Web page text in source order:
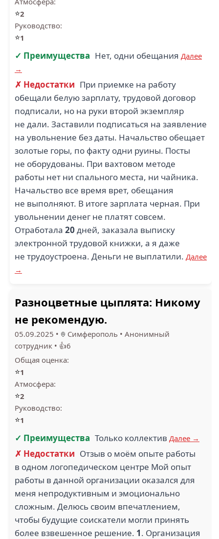
⭐2
Руководство:
⭐1
✓ Преимущества Нет, одни обещания Далее
→
✗ Недостатки При приемке на работу
обещали белую зарплату, трудовой договор
подписали, но на руки второй экземпляр
не дали. Заставили подписаться на заявление
на увольнение без даты. Начальство обещает
золотые горы, по факту одни руины. Посты
не оборудованы. При вахтовом методе
работы нет ни спального места, ни чайника.
Начальство все время врет, обещания
не выполняют. В итоге зарплата черная. При
увольнении денег не платят совсем.
Отработала 20 дней, заказала выписку
электронной трудовой книжки, а я даже
не трудоустроена. Деньги не выплатили. Далее
→
Разноцветные цыплята: Никому
не рекомендую.
05.09.2025 • Симферополь • Анонимный
сотрудник • 👍6
Общая оценка:
⭐1
Атмосфера:
⭐2
Руководство:
⭐1
✓ Преимущества Только коллектив Далее →
✗ Недостатки Отзыв о моём опыте работы
в одном логопедическом центре Мой опыт
работы в данной организации оказался для
меня непродуктивным и эмоционально
сложным. Делюсь своим впечатлением,
чтобы будущие соискатели могли принять
более взвешенное решение. 1. Организация